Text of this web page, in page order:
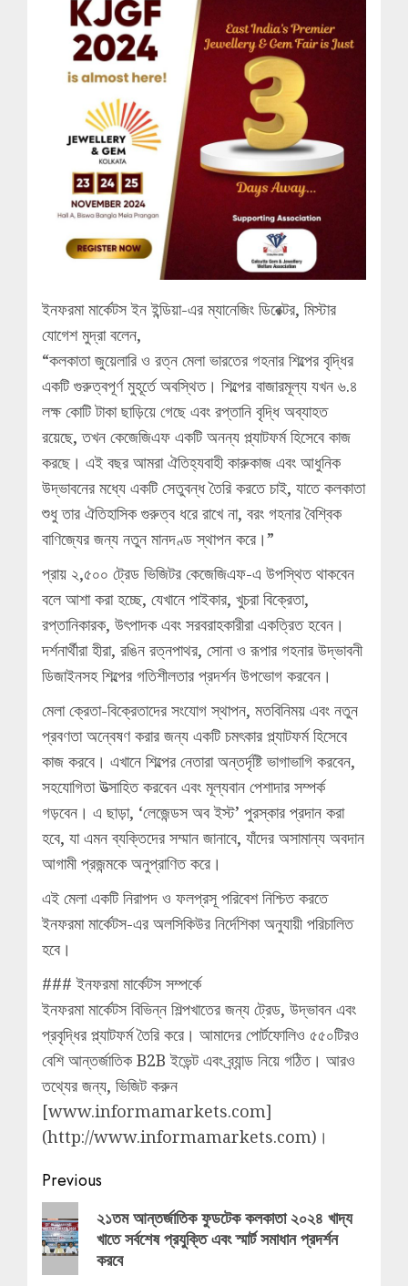
ইনফরমা মার্কেটস ইন ইন্ডিয়া-এর ম্যানেজিং ডিরেক্টর, মিস্টার
যোগেশ মুদ্রা বলেন,
“কলকাতা জুয়েলারি ও রত্ন মেলা ভারতের গহনার শিল্পের বৃদ্ধির
একটি গুরুত্বপূর্ণ মুহূর্তে অবস্থিত। শিল্পের বাজারমূল্য যখন ৬.৪
লক্ষ কোটি টাকা ছাড়িয়ে গেছে এবং রপ্তানি বৃদ্ধি অব্যাহত
রয়েছে, তখন কেজেজিএফ একটি অনন্য প্ল্যাটফর্ম হিসেবে কাজ
করছে। এই বছর আমরা ঐতিহ্যবাহী কারুকাজ এবং আধুনিক
উদ্ভাবনের মধ্যে একটি সেতুবন্ধ তৈরি করতে চাই, যাতে কলকাতা
শুধু তার ঐতিহাসিক গুরুত্ব ধরে রাখে না, বরং গহনার বৈশ্বিক
বাণিজ্যের জন্য নতুন মানদণ্ড স্থাপন করে।”
প্রায় ২,৫০০ ট্রেড ভিজিটর কেজেজিএফ-এ উপস্থিত থাকবেন
বলে আশা করা হচ্ছে, যেখানে পাইকার, খুচরা বিক্রেতা,
রপ্তানিকারক, উৎপাদক এবং সরবরাহকারীরা একত্রিত হবেন।
দর্শনার্থীরা হীরা, রঙিন রত্নপাথর, সোনা ও রূপার গহনার উদ্ভাবনী
ডিজাইনসহ শিল্পের গতিশীলতার প্রদর্শন উপভোগ করবেন।
মেলা ক্রেতা-বিক্রেতাদের সংযোগ স্থাপন, মতবিনিময় এবং নতুন
প্রবণতা অন্বেষণ করার জন্য একটি চমৎকার প্ল্যাটফর্ম হিসেবে
কাজ করবে। এখানে শিল্পের নেতারা অন্তর্দৃষ্টি ভাগাভাগি করবেন,
সহযোগিতা উত্সাহিত করবেন এবং মূল্যবান পেশাদার সম্পর্ক
গড়বেন। এ ছাড়া, ‘লেজেন্ডস অব ইস্ট’ পুরস্কার প্রদান করা
হবে, যা এমন ব্যক্তিদের সম্মান জানাবে, যাঁদের অসামান্য অবদান
আগামী প্রজন্মকে অনুপ্রাণিত করে।
এই মেলা একটি নিরাপদ ও ফলপ্রসূ পরিবেশ নিশ্চিত করতে
ইনফরমা মার্কেটস-এর অলসিকিউর নির্দেশিকা অনুযায়ী পরিচালিত
হবে।
### ইনফরমা মার্কেটস সম্পর্কে
ইনফরমা মার্কেটস বিভিন্ন শিল্পখাতের জন্য ট্রেড, উদ্ভাবন এবং
প্রবৃদ্ধির প্ল্যাটফর্ম তৈরি করে। আমাদের পোর্টফোলিও ৫৫০টিরও
বেশি আন্তর্জাতিক B2B ইভেন্ট এবং ব্র্যান্ড নিয়ে গঠিত। আরও
তথ্যের জন্য, ভিজিট করুন
[www.informamarkets.com]
(http://www.informamarkets.com)।
Post
navigation
Previous
Previous
post:
২১তম আন্তর্জাতিক ফুডটেক কলকাতা ২০২৪ খাদ্য
খাতে সর্বশেষ প্রযুক্তি এবং স্মার্ট সমাধান প্রদর্শন
করবে